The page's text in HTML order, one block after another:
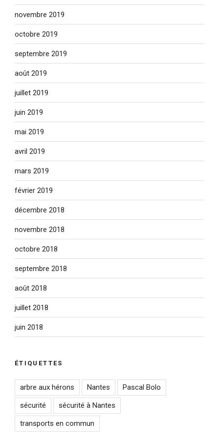
novembre 2019
octobre 2019
septembre 2019
août 2019
juillet 2019
juin 2019
mai 2019
avril 2019
mars 2019
février 2019
décembre 2018
novembre 2018
octobre 2018
septembre 2018
août 2018
juillet 2018
juin 2018
ÉTIQUETTES
arbre aux hérons Nantes Pascal Bolo
sécurité sécurité à Nantes
transports en commun